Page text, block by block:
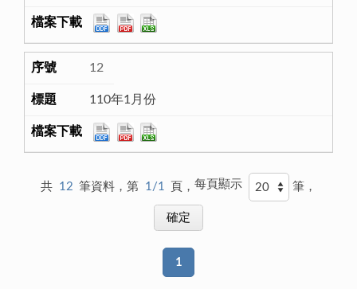
12
110年1月份
共 12 筆資料，第 1/1 頁， 每頁顯示 筆，
1